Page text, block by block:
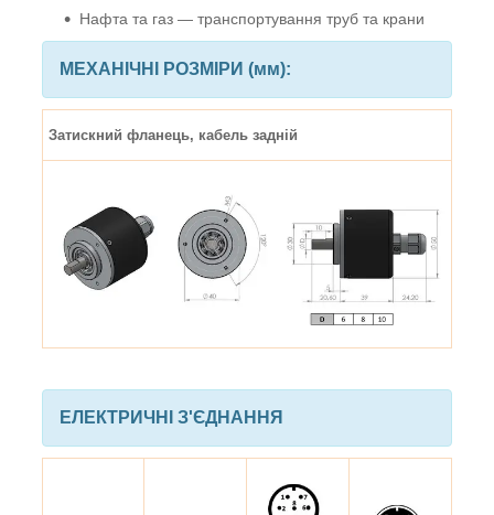
Нафта та газ — транспортування труб та крани
МЕХАНІЧНІ РОЗМІРИ (мм):
Затискний фланець, кабель задній
ЕЛЕКТРИЧНІ З'ЄДНАННЯ